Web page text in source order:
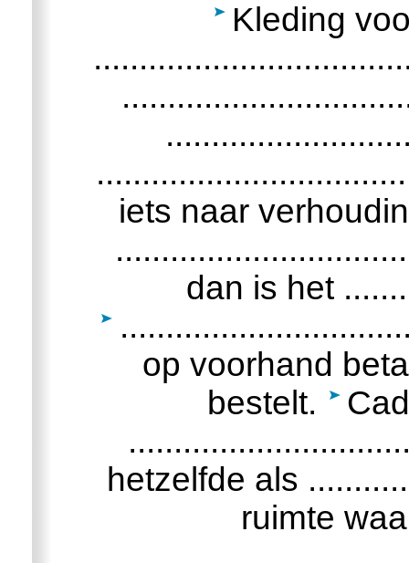
Kleding
iets naar
dan is het
op voorhand
bestelt.
hetzelfde als
ruimte